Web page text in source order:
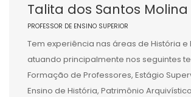
Talita dos Santos
PROFESSOR DE ENSINO SUPERIOR
Tem experiência nas áreas de História e
atuando principalmente nos seguintes
Formação de Professores, Estágio
Ensino de História, Patrimônio